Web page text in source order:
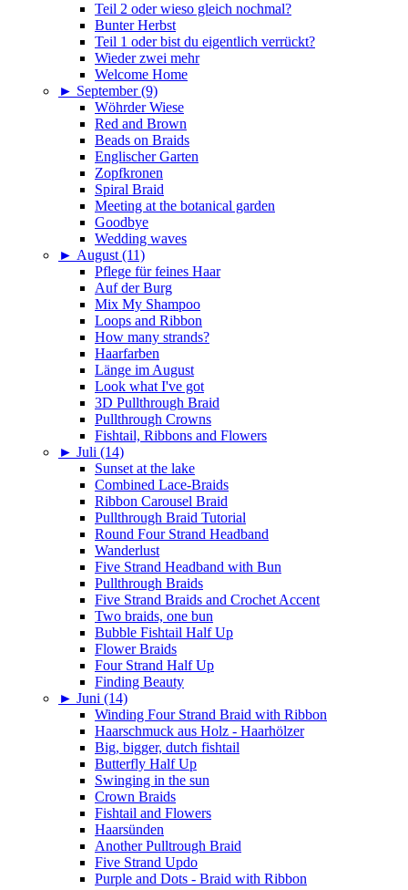
Teil 2 oder wieso gleich nochmal?
Bunter Herbst
Teil 1 oder bist du eigentlich verrückt?
Wieder zwei mehr
Welcome Home
► September (9)
Wöhrder Wiese
Red and Brown
Beads on Braids
Englischer Garten
Zopfkronen
Spiral Braid
Meeting at the botanical garden
Goodbye
Wedding waves
► August (11)
Pflege für feines Haar
Auf der Burg
Mix My Shampoo
Loops and Ribbon
How many strands?
Haarfarben
Länge im August
Look what I've got
3D Pullthrough Braid
Pullthrough Crowns
Fishtail, Ribbons and Flowers
► Juli (14)
Sunset at the lake
Combined Lace-Braids
Ribbon Carousel Braid
Pullthrough Braid Tutorial
Round Four Strand Headband
Wanderlust
Five Strand Headband with Bun
Pullthrough Braids
Five Strand Braids and Crochet Accent
Two braids, one bun
Bubble Fishtail Half Up
Flower Braids
Four Strand Half Up
Finding Beauty
► Juni (14)
Winding Four Strand Braid with Ribbon
Haarschmuck aus Holz - Haarhölzer
Big, bigger, dutch fishtail
Butterfly Half Up
Swinging in the sun
Crown Braids
Fishtail and Flowers
Haarsünden
Another Pulltrough Braid
Five Strand Updo
Purple and Dots - Braid with Ribbon